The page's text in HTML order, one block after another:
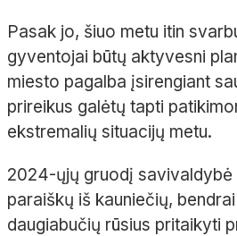
Pasak jo, šiuo metu itin
gyventojai būtų aktyvesni
miesto pagalba įsirengiant
prireikus galėtų tapti
ekstremalių situacijų metu.
2024-ųjų gruodį savivaldybė
paraiškų iš kauniečių,
daugiabučių rūsius pritaikyti